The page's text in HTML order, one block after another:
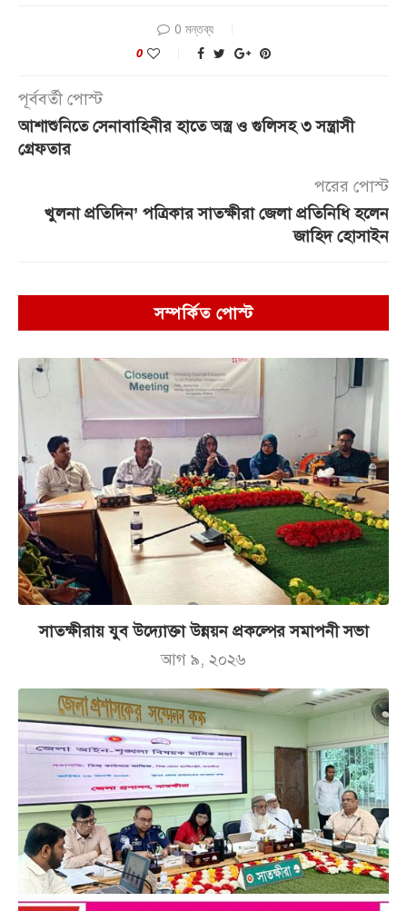
0 মন্তব্য
0
পূর্ববর্তী পোস্ট
আশাশুনিতে সেনাবাহিনীর হাতে অস্ত্র ও গুলিসহ ৩ সন্ত্রাসী
গ্রেফতার
পরের পোস্ট
খুলনা প্রতিদিন’ পত্রিকার সাতক্ষীরা জেলা প্রতিনিধি হলেন
জাহিদ হোসাইন
সম্পর্কিত পোস্ট
সাতক্ষীরায় যুব উদ্যোক্তা উন্নয়ন প্রকল্পের সমাপনী সভা
আগ ৯, ২০২৬